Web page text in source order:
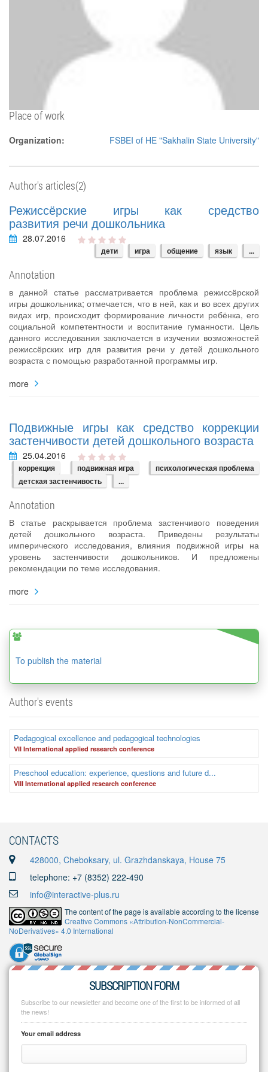
Place of work
Organization: FSBEI of HE "Sakhalin State University"
Author's articles(2)
Режиссёрские игры как средство
развития речи дошкольника
28.07.2016
дети игра общение язык ...
Annotation
в данной статье рассматривается проблема режиссёрской
игры дошкольника; отмечается, что в ней, как и во всех других
видах игр, происходит формирование личности ребёнка, его
социальной компетентности и воспитание гуманности. Цель
данного исследования заключается в изучении возможностей
режиссёрских игр для развития речи у детей дошкольного
возраста с помощью разработанной программы игр.
more
Подвижные игры как средство коррекции
застенчивости детей дошкольного возраста
25.04.2016
коррекция подвижная игра
психологическая проблема
детская застенчивость
...
Annotation
В статье раскрывается проблема застенчивого поведения
детей дошкольного возраста. Приведены результаты
имперического исследования, влияния подвижной игры на
уровень застенчивости дошкольников. И предложены
рекомендации по теме исследования.
more
To publish the material
Author's events
Pedagogical excellence and pedagogical technologies
VII International applied research conference
Preschool education: experience, questions and future d...
VIII International applied research conference
CONTACTS
428000, Cheboksary, ul. Grazhdanskaya, House 75
telephone: +7 (8352) 222-490
info@interactive-plus.ru
The content of the page is available according to the license
Creative Commons «Attribution-NonCommercial-
NoDerivatives» 4.0 International
SUBSCRIPTION FORM
Subscribe to our newsletter and become one of the first to be informed of all
the news!
Your email address